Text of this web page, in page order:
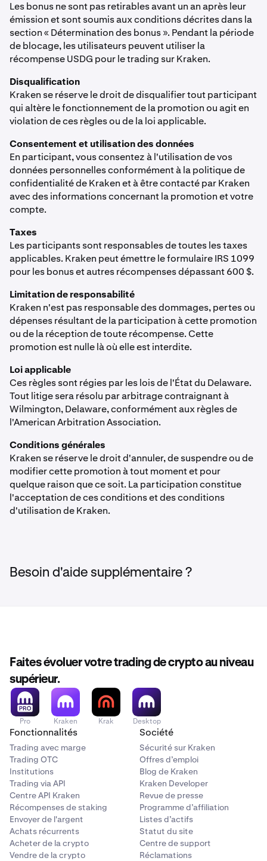
Les bonus ne sont pas retirables avant un an après leur
émission et sont soumis aux conditions décrites dans la
section « Détermination des bonus ». Pendant la période
de blocage, les utilisateurs peuvent utiliser la
récompense USDG pour le trading sur Kraken.
Disqualification
Kraken se réserve le droit de disqualifier tout participant
qui altère le fonctionnement de la promotion ou agit en
violation de ces règles ou de la loi applicable.
Consentement et utilisation des données
En participant, vous consentez à l'utilisation de vos
données personnelles conformément à la politique de
confidentialité de Kraken et à être contacté par Kraken
avec des informations concernant la promotion et votre
compte.
Taxes
Les participants sont responsables de toutes les taxes
applicables. Kraken peut émettre le formulaire IRS 1099
pour les bonus et autres récompenses dépassant 600 $.
Limitation de responsabilité
Kraken n'est pas responsable des dommages, pertes ou
dépenses résultant de la participation à cette promotion
ou de la réception de toute récompense. Cette
promotion est nulle là où elle est interdite.
Loi applicable
Ces règles sont régies par les lois de l'État du Delaware.
Tout litige sera résolu par arbitrage contraignant à
Wilmington, Delaware, conformément aux règles de
l'American Arbitration Association.
Conditions générales
Kraken se réserve le droit d'annuler, de suspendre ou de
modifier cette promotion à tout moment et pour
quelque raison que ce soit. La participation constitue
l'acceptation de ces conditions et des conditions
d'utilisation de Kraken.
Besoin d'aide supplémentaire ?
Faites évoluer votre trading de crypto au niveau
supérieur.
Pro Kraken Krak Desktop
Fonctionnalités
Trading avec marge
Trading OTC
Institutions
Trading via API
Centre API Kraken
Récompenses de staking
Envoyer de l'argent
Achats récurrents
Acheter de la crypto
Vendre de la crypto
Société
Sécurité sur Kraken
Offres d’emploi
Blog de Kraken
Kraken Developer
Revue de presse
Programme d’affiliation
Listes d’actifs
Statut du site
Centre de support
Réclamations